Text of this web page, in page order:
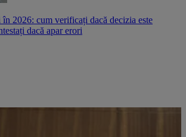
în 2026: cum verificați dacă decizia este
dacă apar erori